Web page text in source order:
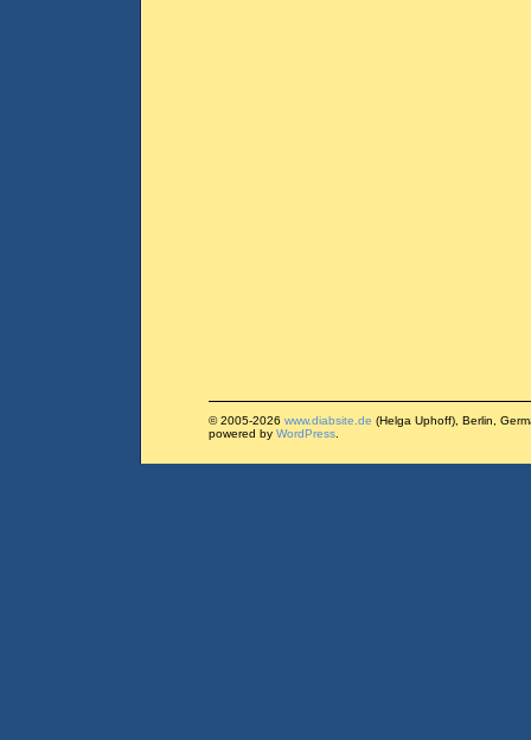
© 2005-2026 www.diabsite.de (Helga Uphoff), Berlin,
powered by WordPress.